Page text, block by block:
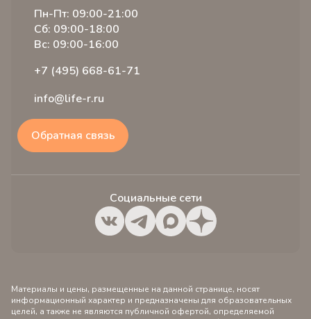
Лицензии и сертификаты
Налоговый вычет
АкцииПн-Пт: 09:00-21:00
Сб: 09:00-18:00
Вс: 09:00-16:00
+7 (495) 668-61-71
info@life-r.ru
Обратная связь
Социальные сети
Материалы и цены, размещенные на данной странице, носят
информационный характер и предназначены для образовательных
целей, а также не являются публичной офертой, определяемой